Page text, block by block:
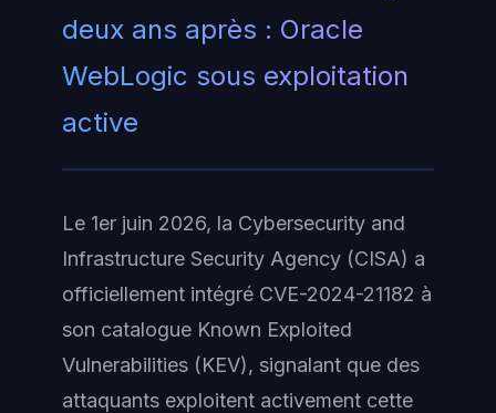
deux ans après : Oracle
WebLogic sous exploitation
active
Le 1er juin 2026, la Cybersecurity and
Infrastructure Security Agency (CISA) a
officiellement intégré CVE-2024-21182 à
son catalogue Known Exploited
Vulnerabilities (KEV), signalant que des
attaquants exploitent activement cette